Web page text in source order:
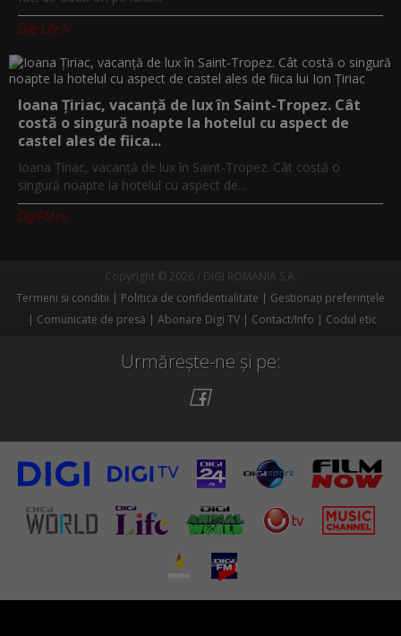
Digi-Life.tv
Ioana Țiriac, vacanță de lux în Saint-Tropez. Cât
costă o singură noapte la hotelul cu aspect de
castel ales de fiica...
Ioana Țiriac, vacanță de lux în Saint-Tropez. Cât costă o
singură noapte la hotelul cu aspect de...
DigiFM.ro
Copyright © 2026 / DIGI ROMANIA S.A.
Termeni si conditii
Politica de confidentialitate
Gestionați preferințele
Comunicate de presă
Abonare Digi TV Contact/Info Codul etic
Urmărește-ne și pe: